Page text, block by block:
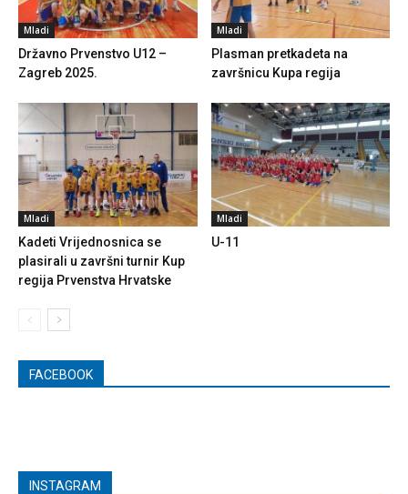
Mladi
Državno Prvenstvo U12 –
Zagreb 2025.
Mladi
Plasman pretkadeta na
završnicu Kupa regija
Mladi
Kadeti Vrijednosnica se
plasirali u završni turnir Kup
regija Prvenstva Hrvatske
Mladi
U-11
FACEBOOK
INSTAGRAM